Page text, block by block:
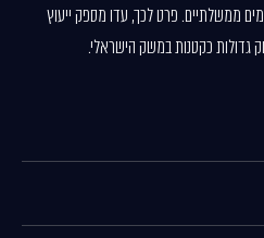
ממשלתיים. פרט לכך, עדו מספק ייעוץ
גדולות כקטנות במשק הישראלי.